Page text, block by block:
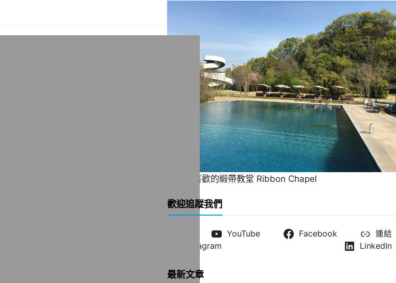
一直很喜歡的緞帶教堂 Ribbon Chapel
歡迎追蹤我們
YouTube Facebook
連結
Instagram
LinkedIn
最新文章